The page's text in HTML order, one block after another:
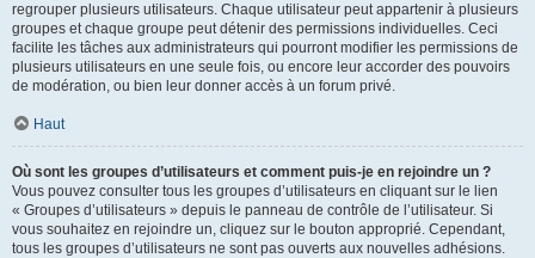
regrouper plusieurs utilisateurs. Chaque utilisateur peut appartenir à plusieurs
groupes et chaque groupe peut détenir des permissions individuelles. Ceci
facilite les tâches aux administrateurs qui pourront modifier les permissions de
plusieurs utilisateurs en une seule fois, ou encore leur accorder des pouvoirs
de modération, ou bien leur donner accès à un forum privé.
Haut
Où sont les groupes d’utilisateurs et comment puis-je en rejoindre un ?
Vous pouvez consulter tous les groupes d’utilisateurs en cliquant sur le lien
« Groupes d’utilisateurs » depuis le panneau de contrôle de l’utilisateur. Si
vous souhaitez en rejoindre un, cliquez sur le bouton approprié. Cependant,
tous les groupes d’utilisateurs ne sont pas ouverts aux nouvelles adhésions.